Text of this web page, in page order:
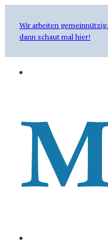
Wir arbeiten
dann schaut mal hier!